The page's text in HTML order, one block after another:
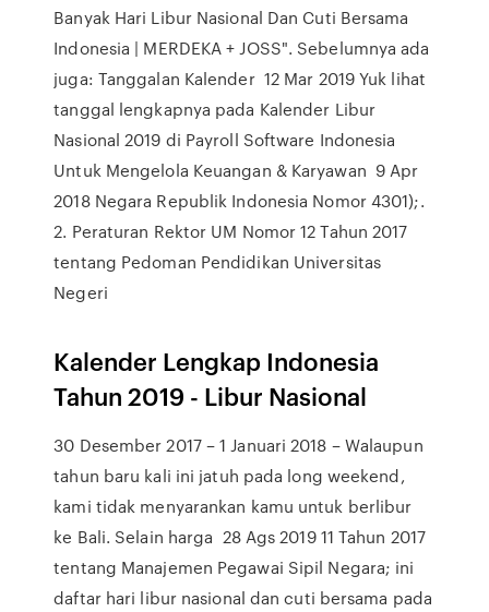
Banyak Hari Libur Nasional Dan Cuti Bersama
Indonesia | MERDEKA + JOSS". Sebelumnya ada
juga: Tanggalan Kalender 12 Mar 2019 Yuk lihat
tanggal lengkapnya pada Kalender Libur
Nasional 2019 di Payroll Software Indonesia
Untuk Mengelola Keuangan & Karyawan 9 Apr
2018 Negara Republik Indonesia Nomor 4301);.
2. Peraturan Rektor UM Nomor 12 Tahun 2017
tentang Pedoman Pendidikan Universitas
Negeri
Kalender Lengkap Indonesia
Tahun 2019 - Libur Nasional
30 Desember 2017 – 1 Januari 2018 – Walaupun
tahun baru kali ini jatuh pada long weekend,
kami tidak menyarankan kamu untuk berlibur
ke Bali. Selain harga 28 Ags 2019 11 Tahun 2017
tentang Manajemen Pegawai Sipil Negara; ini
daftar hari libur nasional dan cuti bersama pada